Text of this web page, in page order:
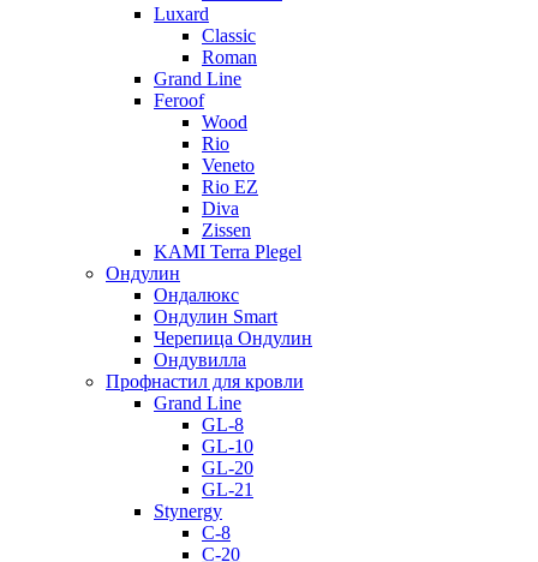
Luxard
Classic
Roman
Grand Line
Feroof
Wood
Rio
Veneto
Rio EZ
Diva
Zissen
KAMI Terra Plegel
Ондулин
Ондалюкс
Ондулин Smart
Черепица Ондулин
Ондувилла
Профнастил для кровли
Grand Line
GL-8
GL-10
GL-20
GL-21
Stynergy
C-8
C-20